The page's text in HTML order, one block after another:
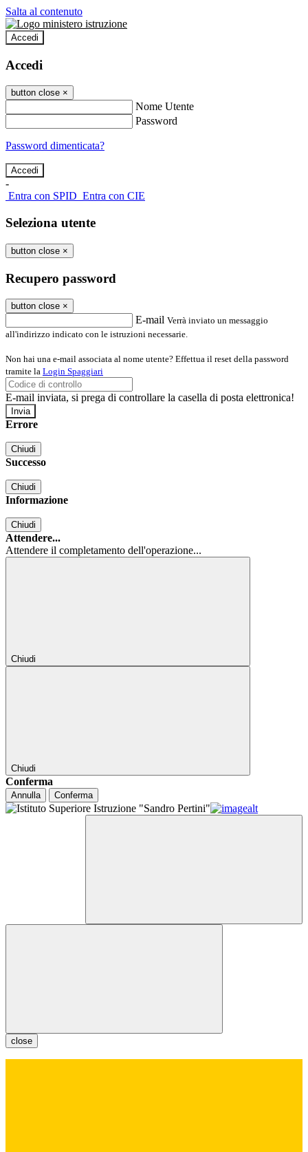
Salta al contenuto
Accedi
Accedi
button close ×
Nome Utente
Password
Password dimenticata?
-
Entra con SPID Entra con CIE
Seleziona utente
button close ×
Recupero password
button close ×
E-mail Verrà inviato un messaggio
all'indirizzo indicato con le istruzioni necessarie.
Non hai una e-mail associata al nome utente? Effettua il reset della password
tramite la Login Spaggiari
E-mail inviata, si prega di controllare la casella di posta elettronica!
Errore
Chiudi
Successo
Chiudi
Informazione
Chiudi
Attendere...
Attendere il completamento dell'operazione...
Chiudi
Chiudi
Conferma
Annulla Conferma
close